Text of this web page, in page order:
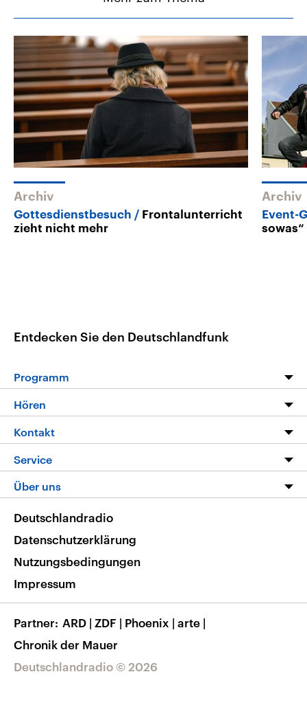
Archiv
Gottesdienstbesuch
Frontalunterricht
zieht nicht mehr
Archiv
Event-
sowas“
Entdecken Sie den Deutschlandfunk
Programm
Die Nachrichten
Nachrichtenleicht
Neue Beiträge auf dlf.de
Hören
Livestream
Podcasts
Deutschlandfunk App
Nachrichten App
Frequenzen
Kontakt
Service
FAQ
Veranstaltungen
Musikliste
RSS
Über uns
Barrierefreiheit
Deutschlandradio © 2026
Deutschlandradio
Datenschutzerklärung
Nutzungsbedingungen
Impressum
Partner ARD | ZDF | Phoenix | arte |
Chronik der Mauer